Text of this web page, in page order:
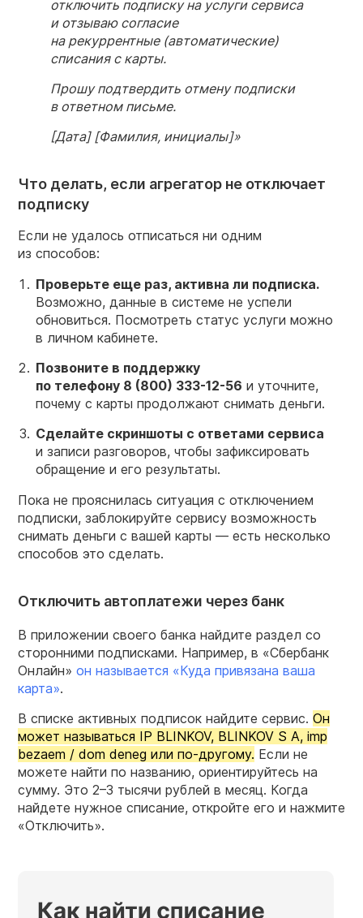
отключить подписку на услуги сервиса
и отзываю согласие
на рекуррентные (автоматические)
списания с карты.
Прошу подтвердить отмену подписки
в ответном письме.
[Дата] [Фамилия, инициалы]»
Что делать, если агрегатор не отключает
подписку
Если не удалось отписаться ни одним
из способов:
Проверьте еще раз, активна ли подписка.
Возможно, данные в системе не успели
обновиться. Посмотреть статус услуги можно
в личном кабинете.
Позвоните в поддержку
по телефону 8 (800) 333-12-56 и уточните,
почему с карты продолжают снимать деньги.
Сделайте скриншоты с ответами сервиса
и записи разговоров, чтобы зафиксировать
обращение и его результаты.
Пока не прояснилась ситуация с отключением
подписки, заблокируйте сервису возможность
снимать деньги с вашей карты — есть несколько
способов это сделать.
Отключить автоплатежи через банк
В приложении своего банка найдите раздел со
сторонними подписками. Например, в «Сбербанк
Онлайн» он называется «Куда привязана ваша
карта».
В списке активных подписок найдите сервис. Он
может называться IP BLINKOV, BLINKOV S A, imp
bezaem / dom deneg или по-другому. Если не
можете найти по названию, ориентируйтесь на
сумму. Это 2–3 тысячи рублей в месяц. Когда
найдете нужное списание, откройте его и нажмите
«Отключить».